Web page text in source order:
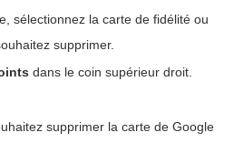
sélectionnez la carte de fidélité ou
supprimer.
dans le coin supérieur droit.
supprimer la carte de Google